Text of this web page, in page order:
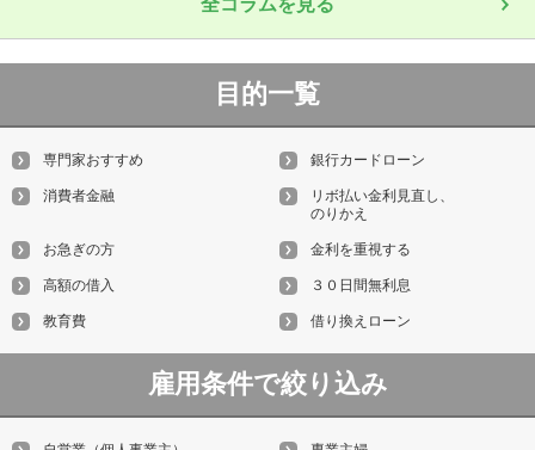
全コラムを見る
目的一覧
専門家おすすめ 銀行カードローン
消費者金融
リボ払い金利見直し、
のりかえ
お急ぎの方 金利を重視する
高額の借入 ３０日間無利息
教育費 借り換えローン
雇用条件で絞り込み